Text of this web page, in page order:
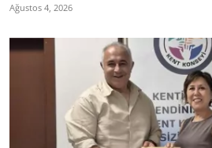
Ağustos 4, 2026